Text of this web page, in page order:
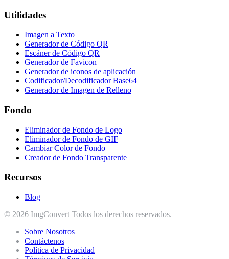
Utilidades
Imagen a Texto
Generador de Código QR
Escáner de Código QR
Generador de Favicon
Generador de iconos de aplicación
Codificador/Decodificador Base64
Generador de Imagen de Relleno
Fondo
Eliminador de Fondo de Logo
Eliminador de Fondo de GIF
Cambiar Color de Fondo
Creador de Fondo Transparente
Recursos
Blog
© 2026 ImgConvert Todos los derechos reservados.
Sobre Nosotros
Contáctenos
Política de Privacidad